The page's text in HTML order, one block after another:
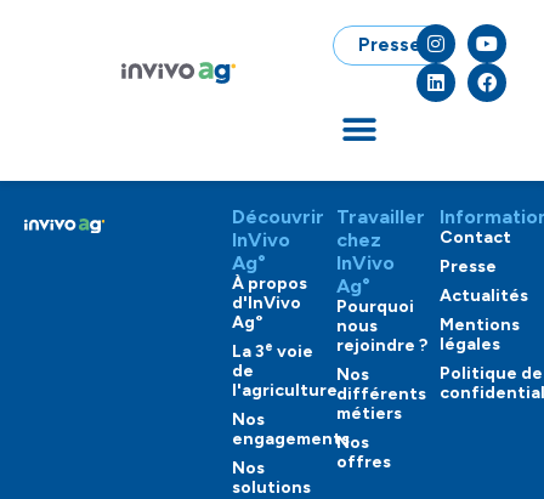
Presse
Découvrir
InVivo
Ag°
À propos
d'InVivo
Ag°
La 3e voie
de
l'agriculture
Nos
engagements
Nos
solutions
Travailler
chez
InVivo
Ag°
Pourquoi
nous
rejoindre ?
Nos
différents
métiers
Nos
offres
Contact
Presse
Actualités
Mentions
légales
Politique de